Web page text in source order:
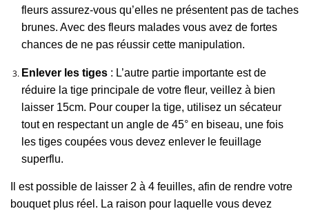
fleurs assurez-vous qu’elles ne présentent pas de taches
brunes. Avec des fleurs malades vous avez de fortes
chances de ne pas réussir cette manipulation.
Enlever les tiges: L’autre partie importante est de
réduire la tige principale de votre fleur, veillez à bien
laisser15cm. Pour couper la tige, utilisez un sécateur
tout en respectant un angle de 45° en biseau, une fois
les tiges coupées vous devez enlever le feuillage
superflu.
Il est possible de laisser 2 à 4 feuilles, afin de rendre votre
bouquet plus réel. La raison pour laquelle vous devez